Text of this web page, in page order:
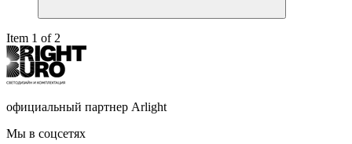
Item 1 of 2
официальный партнер Arlight
Мы в соцсетях